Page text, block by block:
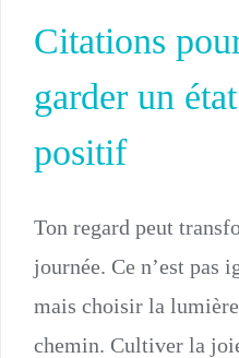
Citations
garder un
positif
Ton regard peut
journée. Ce n’est pas
mais choisir la
chemin. Cultiver la